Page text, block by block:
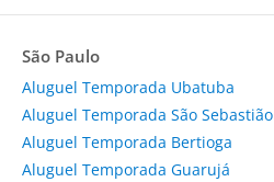
São Paulo
Aluguel Temporada Ubatuba
Aluguel Temporada São Sebastião
Aluguel Temporada Bertioga
Aluguel Temporada Guarujá